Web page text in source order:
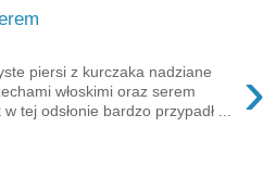
›
piersi z kurczaka nadziane
włoskimi oraz serem
w tej odsłonie bardzo przypadł ...